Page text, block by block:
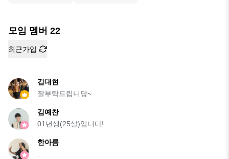
모임 멤버 22
최근가입
김대현
잘부탁드립니당~
김예찬
01년생(25살)입니다!
한아름
.